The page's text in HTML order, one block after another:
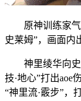
原神训练家气
史莱姆”，画面内
神里绫华向史
技·地心”打出aoe
“神里流·霰步”，